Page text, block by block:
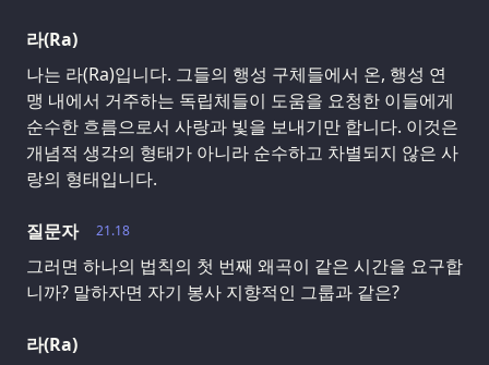
라(Ra)
나는 라(Ra)입니다. 그들의 행성 구체들에서 온, 행성 연
맹 내에서 거주하는 독립체들이 도움을 요청한 이들에게
순수한 흐름으로서 사랑과 빛을 보내기만 합니다. 이것은
개념적 생각의 형태가 아니라 순수하고 차별되지 않은 사
랑의 형태입니다.
21.18
질문자
그러면 하나의 법칙의 첫 번째 왜곡이 같은 시간을 요구합
니까? 말하자면 자기 봉사 지향적인 그룹과 같은?
라(Ra)